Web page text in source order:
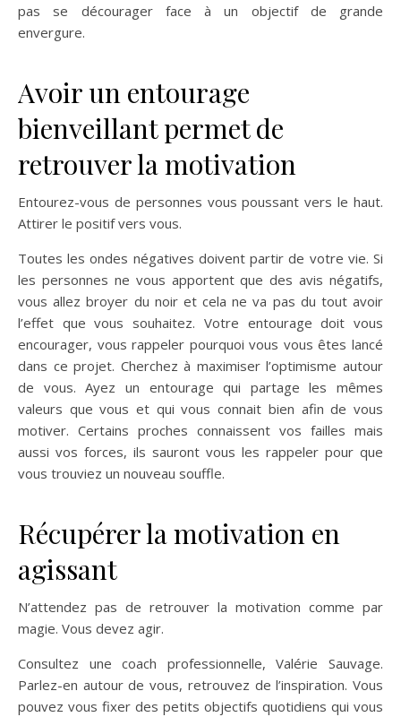
pas se décourager face à un objectif de grande
envergure.
Avoir un entourage
bienveillant permet de
retrouver la motivation
Entourez-vous de personnes vous poussant vers le haut.
Attirer le positif vers vous.
Toutes les ondes négatives doivent partir de votre vie. Si
les personnes ne vous apportent que des avis négatifs,
vous allez broyer du noir et cela ne va pas du tout avoir
l’effet que vous souhaitez. Votre entourage doit vous
encourager, vous rappeler pourquoi vous vous êtes lancé
dans ce projet. Cherchez à maximiser l’optimisme autour
de vous. Ayez un entourage qui partage les mêmes
valeurs que vous et qui vous connait bien afin de vous
motiver. Certains proches connaissent vos failles mais
aussi vos forces, ils sauront vous les rappeler pour que
vous trouviez un nouveau souffle.
Récupérer la motivation en
agissant
N’attendez pas de retrouver la motivation comme par
magie. Vous devez agir.
Consultez une coach professionnelle, Valérie Sauvage.
Parlez-en autour de vous, retrouvez de l’inspiration. Vous
pouvez vous fixer des petits objectifs quotidiens qui vous